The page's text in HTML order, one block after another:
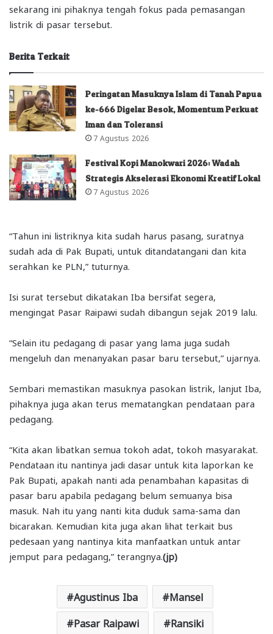
sekarang ini pihaknya tengah fokus pada pemasangan
listrik di pasar tersebut.
Berita Terkait
Peringatan Masuknya Islam di Tanah Papua
ke-666 Digelar Besok, Momentum Perkuat
Iman dan Toleransi
7 Agustus 2026
Festival Kopi Manokwari 2026: Wadah
Strategis Akselerasi Ekonomi Kreatif Lokal
7 Agustus 2026
“Tahun ini listriknya kita sudah harus pasang, suratnya
sudah ada di Pak Bupati, untuk ditandatangani dan kita
serahkan ke PLN,” tuturnya.
Isi surat tersebut dikatakan Iba bersifat segera,
mengingat Pasar Raipawi sudah dibangun sejak 2019 lalu.
“Selain itu pedagang di pasar yang lama juga sudah
mengeluh dan menanyakan pasar baru tersebut,” ujarnya.
Sembari memastikan masuknya pasokan listrik, lanjut Iba,
pihaknya juga akan terus mematangkan pendataan para
pedagang.
“Kita akan libatkan semua tokoh adat, tokoh masyarakat.
Pendataan itu nantinya jadi dasar untuk kita laporkan ke
Pak Bupati, apakah nanti ada penambahan kapasitas di
pasar baru apabila pedagang belum semuanya bisa
masuk. Nah itu yang nanti kita duduk sama-sama dan
bicarakan. Kemudian kita juga akan lihat terkait bus
pedesaan yang nantinya kita manfaatkan untuk antar
jemput para pedagang,” terangnya. (jp)
Agustinus Iba Mansel
Pasar Raipawi Ransiki